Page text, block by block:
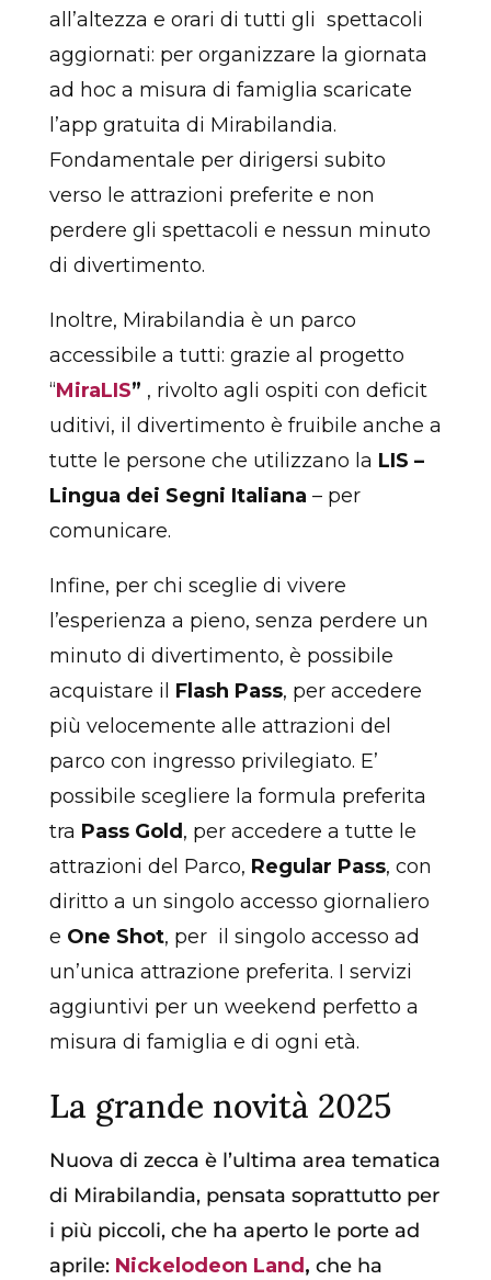
all’altezza e orari di tutti gli spettacoli
aggiornati: per organizzare la giornata
ad hoc a misura di famiglia scaricate
l’app gratuita di Mirabilandia.
Fondamentale per dirigersi subito
verso le attrazioni preferite e non
perdere gli spettacoli e nessun minuto
di divertimento.
Inoltre, Mirabilandia è un parco
accessibile a tutti: grazie al progetto
“MiraLIS” , rivolto agli ospiti con deficit
uditivi, il divertimento è fruibile anche a
tutte le persone che utilizzano la LIS –
Lingua dei Segni Italiana – per
comunicare.
Infine, per chi sceglie di vivere
l’esperienza a pieno, senza perdere un
minuto di divertimento, è possibile
acquistare il Flash Pass, per accedere
più velocemente alle attrazioni del
parco con ingresso privilegiato. E’
possibile scegliere la formula preferita
tra Pass Gold , per accedere a tutte le
attrazioni del Parco, Regular Pass, con
diritto a un singolo accesso giornaliero
e One Shot, per il singolo accesso ad
un’unica attrazione preferita. I servizi
aggiuntivi per un weekend perfetto a
misura di famiglia e di ogni età.
La grande novità 2025
Nuova di zecca è l’ultima area tematica
di Mirabilandia, pensata soprattutto per
i più piccoli, che ha aperto le porte ad
aprile: Nickelodeon Land , che ha